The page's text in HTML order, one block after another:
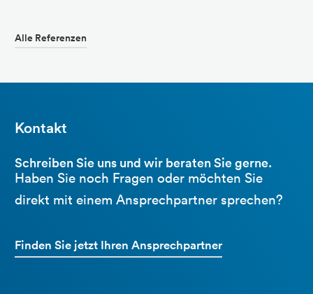
Alle Referenzen
Kontakt
Schreiben Sie uns und wir beraten Sie gerne.
Haben Sie noch Fragen oder möchten Sie
direkt mit einem Ansprechpartner sprechen?
Finden Sie jetzt Ihren Ansprechpartner